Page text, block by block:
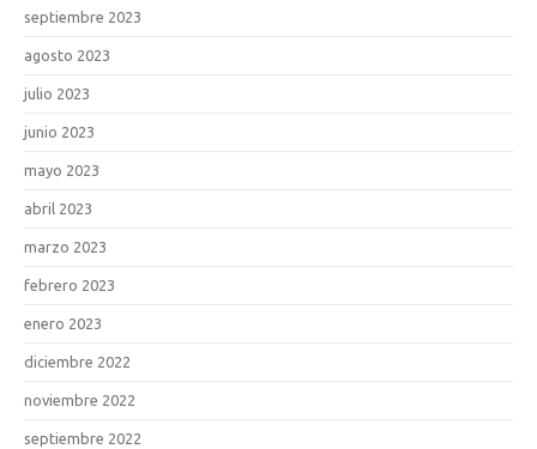
septiembre 2023
agosto 2023
julio 2023
junio 2023
mayo 2023
abril 2023
marzo 2023
febrero 2023
enero 2023
diciembre 2022
noviembre 2022
septiembre 2022